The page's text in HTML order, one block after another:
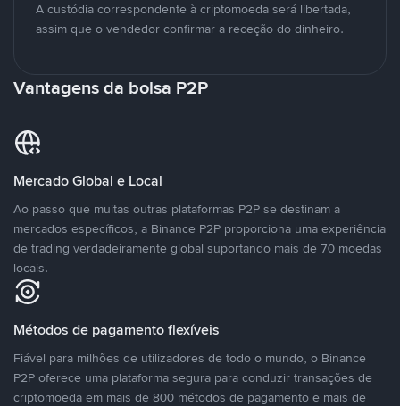
A custódia correspondente à criptomoeda será libertada,
assim que o vendedor confirmar a receção do dinheiro.
Vantagens da bolsa P2P
Mercado Global e Local
Ao passo que muitas outras plataformas P2P se destinam a
mercados específicos, a Binance P2P proporciona uma experiência
de trading verdadeiramente global suportando mais de 70 moedas
locais.
Métodos de pagamento flexíveis
Fiável para milhões de utilizadores de todo o mundo, o Binance
P2P oferece uma plataforma segura para conduzir transações de
criptomoeda em mais de 800 métodos de pagamento e mais de